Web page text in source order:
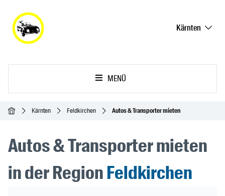
Kärnten
MENÜ
StartseiteKärnten Feldkirchen Autos & Transporter mieten
Autos & Transporter mieten
in der RegionFeldkirchen